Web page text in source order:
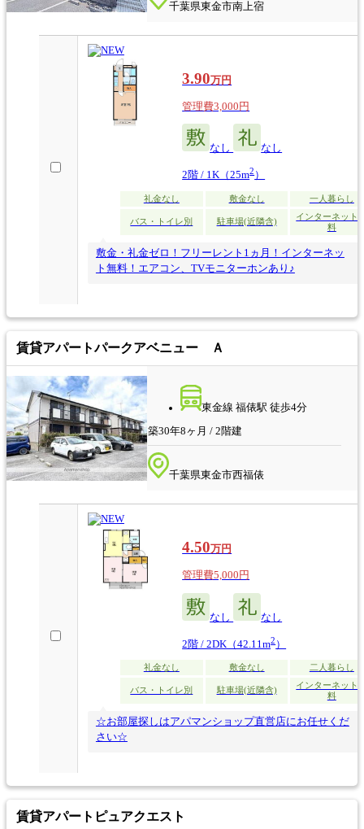
千葉県東金市南上宿
3.90万円
管理費3,000円
なし なし
2階 / 1K（25m2）
礼金なし 敷金なし 一人暮らし
バス・トイレ別 駐車場(近隣含)
インターネット
料
敷金・礼金ゼロ！フリーレント1ヵ月！インターネッ
ト無料！エアコン、TVモニターホンあり♪
賃貸アパートパークアベニュー Ａ
東金線 福俵駅 徒歩4分
築30年8ヶ月 / 2階建
千葉県東金市西福俵
4.50万円
管理費5,000円
なし なし
2階 / 2DK（42.11m2）
礼金なし 敷金なし 二人暮らし
バス・トイレ別 駐車場(近隣含)
インターネット
料
☆お部屋探しはアパマンショップ直営店にお任せくだ
さい☆
賃貸アパート ピュアクエスト